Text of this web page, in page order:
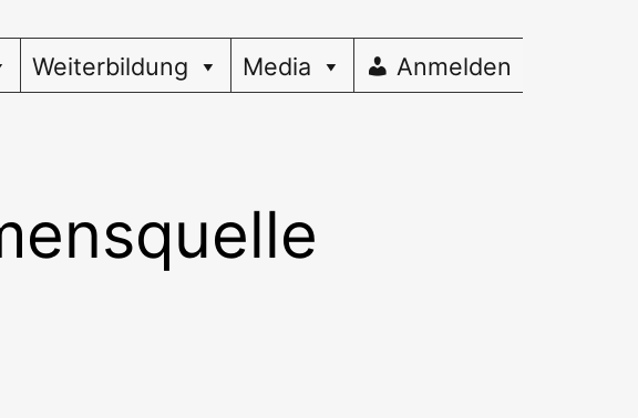
Weiterbildung Media Anmelden